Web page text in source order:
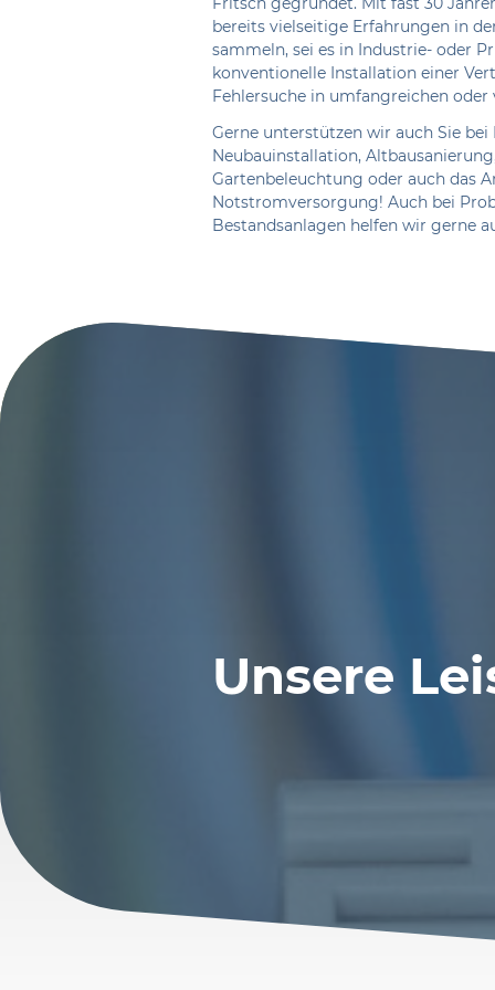
bereits vielseitige Erfahrungen in
sammeln, sei es in Industrie- oder
konventionelle Installation einer
Fehlersuche in umfangreichen
Gerne unterstützen wir auch Sie
Neubauinstallation,
Gartenbeleuchtung oder auch das
Notstromversorgung! Auch bei
Bestandsanlagen helfen wir gerne
Unsere